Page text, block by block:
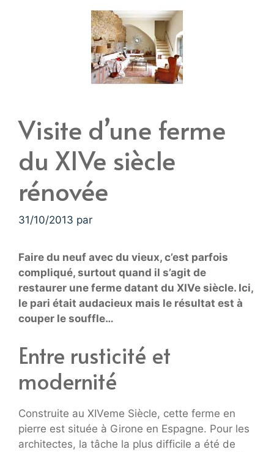
Visite d’une ferme
du XIVe siècle
rénovée
31/10/2013 par
Faire du neuf avec du vieux, c’est parfois
compliqué, surtout quand il s’agit de
restaurer une ferme datant du XIVe siècle. Ici,
le pari était audacieux mais le résultat est à
couper le souffle…
Entre rusticité et
modernité
Construite au XIVeme Siècle, cette ferme en
pierre est située à Girone en Espagne. Pour les
architectes, la tâche la plus difficile a été de